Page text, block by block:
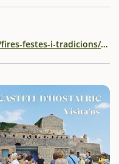
https://setcases.cat/coneix/fires-festes-i-tradicions/fira-del-bolet/